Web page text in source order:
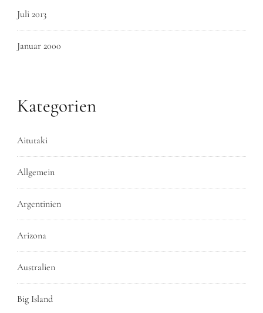
Juli 2013
Januar 2000
Kategorien
Aitutaki
Allgemein
Argentinien
Arizona
Australien
Big Island